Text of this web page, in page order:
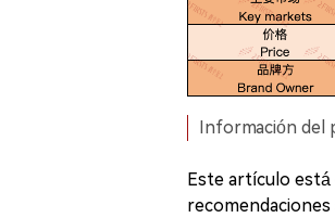
Información del
Este artículo está